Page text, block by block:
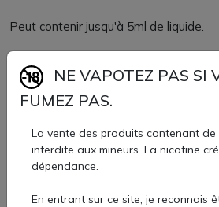
Peut contenir jusqu'à 5ml de liquide.
résistances GTX :
sont les GTX 0.4ohm et GTX 0.6ohm.
Les résistances recommandées pour
NE VAPOTEZ PAS SI
FUMEZ PAS.
La vente des produits contenant
interdite aux mineurs. La nicotine
dépendance.
En entrant sur ce site, je reconnais